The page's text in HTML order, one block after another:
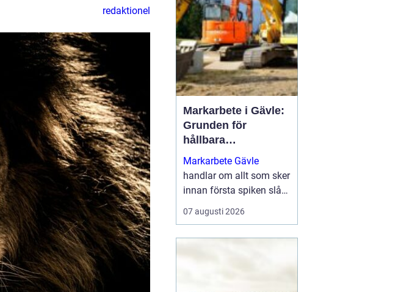
redaktionel
Markarbete i Gävle:
Grunden för
hållbara
byggprojekt
Markarbete Gävle
handlar om allt som sker
innan första spiken slås
i eller första
betongplattan gjuts, och
07 augusti 2026